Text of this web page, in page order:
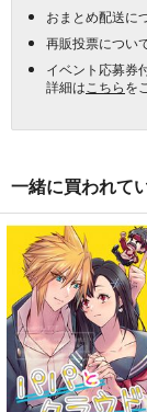
おまとめ配送に
再販投票につい
イベント応募券
詳細は こちらを
一緒に買われて